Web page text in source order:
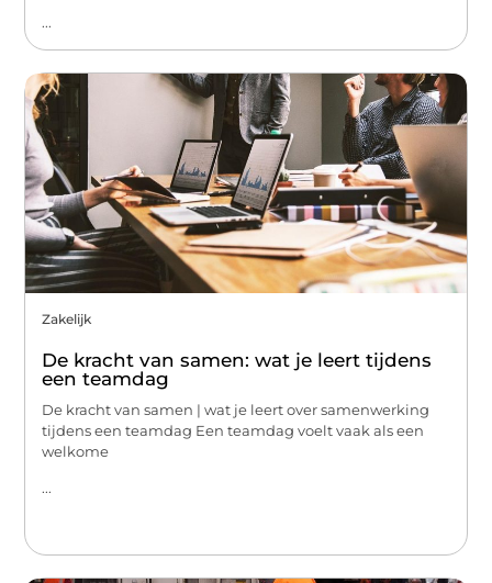
...
Zakelijk
De kracht van samen: wat je leert tijdens
een teamdag
De kracht van samen | wat je leert over samenwerking
tijdens een teamdag Een teamdag voelt vaak als een
welkome
...